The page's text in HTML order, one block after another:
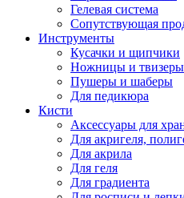
Гелевая система
Сопутствующая
Инструменты
Кусачки и щипчики
Ножницы и твизеры
Пушеры и шаберы
Для педикюра
Кисти
Аксессуары для
Для акригеля,
Для акрила
Для геля
Для градиента